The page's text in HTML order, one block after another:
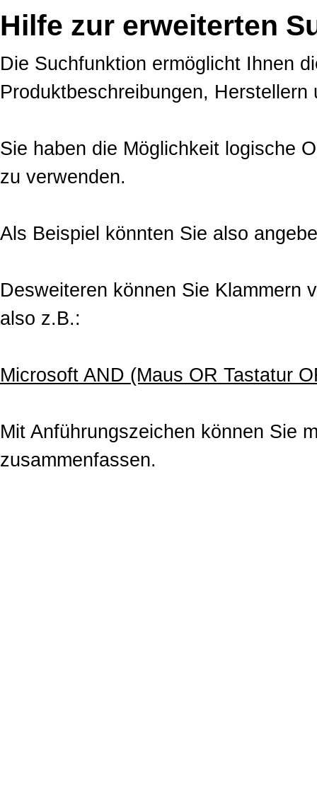
Hilfe zur erweiterten
Die Suchfunktion ermöglicht Ihnen
Produktbeschreibungen, Herstellern
Sie haben die Möglichkeit logische
zu verwenden.
Als Beispiel könnten Sie also
Desweiteren können Sie Klammern
also z.B.:
Microsoft AND (Maus OR Tastatur
Mit Anführungszeichen können Sie
zusammenfassen.